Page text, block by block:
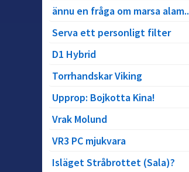
ännu en fråga om marsa alam..
Serva ett personligt filter
D1 Hybrid
Torrhandskar Viking
Upprop: Bojkotta Kina!
Vrak Molund
VR3 PC mjukvara
Isläget Stråbrottet (Sala)?